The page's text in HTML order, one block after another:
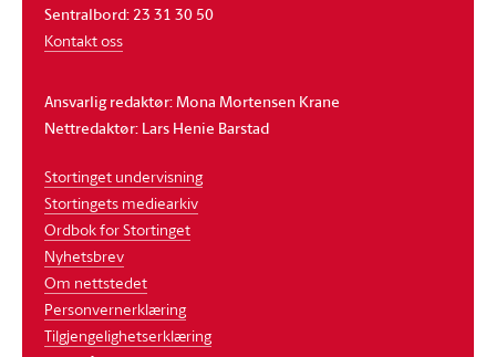
Sentralbord: 23 31 30 50
Kontakt oss
Ansvarlig redaktør: Mona Mortensen Krane
Nettredaktør: Lars Henie Barstad
Stortinget undervisning
Stortingets mediearkiv
Ordbok for Stortinget
Nyhetsbrev
Om nettstedet
Personvernerklæring
Tilgjengelighetserklæring